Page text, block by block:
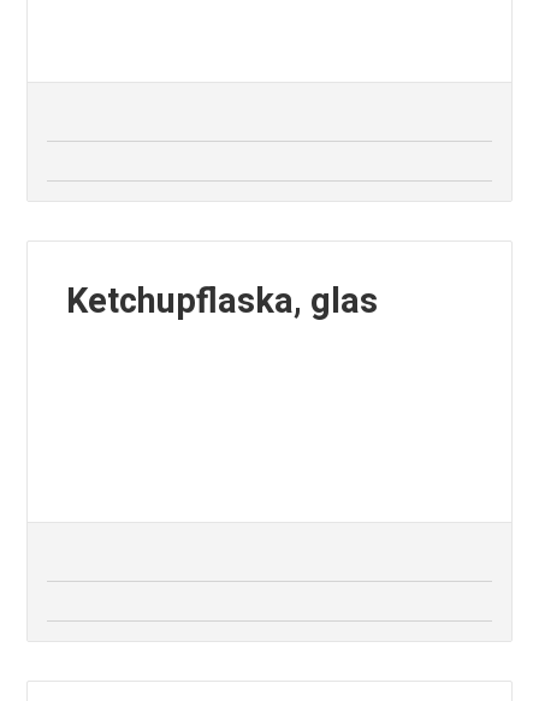
Ketchupflaska, glas